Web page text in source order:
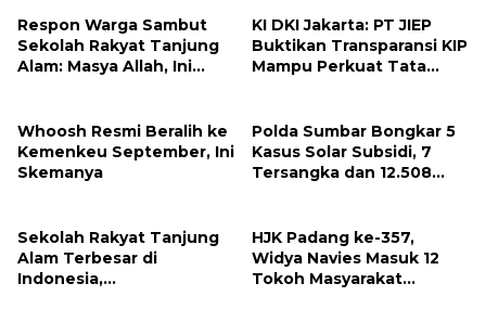
Respon Warga Sambut
Sekolah Rakyat Tanjung
Alam: Masya Allah, Ini
KI DKI Jakarta: PT JIEP
Buktikan Transparansi KIP
Mampu Perkuat Tata
Whoosh Resmi Beralih ke
Kemenkeu September, Ini
Skemanya
Polda Sumbar Bongkar 5
Kasus Solar Subsidi, 7
Tersangka dan 12.508
Sekolah Rakyat Tanjung
Alam Terbesar di
Indonesia,
HJK Padang ke-357,
Widya Navies Masuk 12
Tokoh Masyarakat